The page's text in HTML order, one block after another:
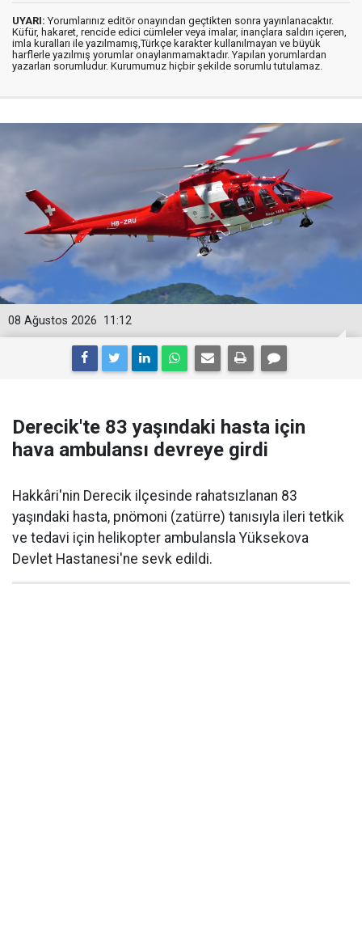
UYARI: Yorumlarınız editör onayından geçtikten sonra yayınlanacaktır.
Küfür, hakaret, rencide edici cümleler veya imalar, inançlara saldırı içeren,
imla kuralları ile yazılmamış,Türkçe karakter kullanılmayan ve büyük
harflerle yazılmış yorumlar onaylanmamaktadır. Yapılan yorumlardan
yazarları sorumludur. Kurumumuz hiçbir şekilde sorumlu tutulamaz.
11:12
08 Ağustos 2026
Derecik'te 83 yaşındaki hasta için
hava ambulansı devreye girdi
Hakkâri'nin Derecik ilçesinde rahatsızlanan 83
yaşındaki hasta, pnömoni (zatürre) tanısıyla ileri tetkik
ve tedavi için helikopter ambulansla Yüksekova
Devlet Hastanesi'ne sevk edildi.